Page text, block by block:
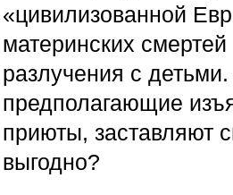
«цивилизованной
материнских
разлучения с
предполагающие
приюты, заставляют
выгодно?